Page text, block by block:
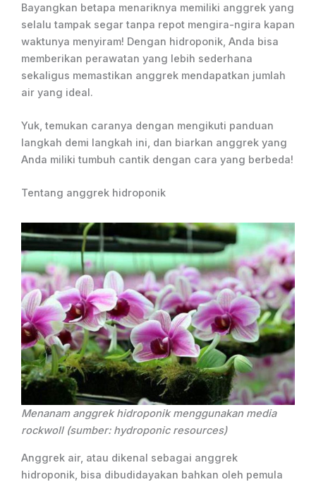
Bayangkan betapa menariknya memiliki anggrek yang
selalu tampak segar tanpa repot mengira-ngira kapan
waktunya menyiram! Dengan hidroponik, Anda bisa
memberikan perawatan yang lebih sederhana
sekaligus memastikan anggrek mendapatkan jumlah
air yang ideal.
Yuk, temukan caranya dengan mengikuti panduan
langkah demi langkah ini, dan biarkan anggrek yang
Anda miliki tumbuh cantik dengan cara yang berbeda!
Tentang anggrek hidroponik
Menanam anggrek hidroponik menggunakan media
rockwoll (sumber: hydroponic resources)
Anggrek air, atau dikenal sebagai anggrek
hidroponik, bisa dibudidayakan bahkan oleh pemula